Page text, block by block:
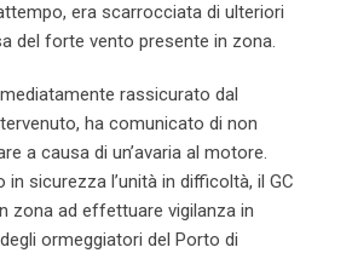
era scarrocciata di ulteriori
del forte vento presente in zona.
rassicurato dal
ha comunicato di non
a causa di un’avaria al motore.
in sicurezza l’unità in difficoltà, il GC
zona ad effettuare vigilanza in
ormeggiatori del Porto di